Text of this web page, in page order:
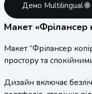
Демо Multilingual 🌐
Макет «Фрілансер
Макет “Фрілансер
простору та
Дизайн включає